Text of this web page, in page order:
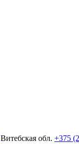
Витебская обл. +375